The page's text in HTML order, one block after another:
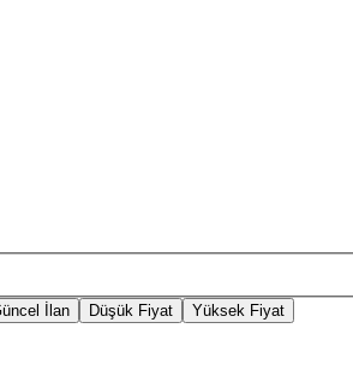
İlan Düşük Fiyat Yüksek Fiyat